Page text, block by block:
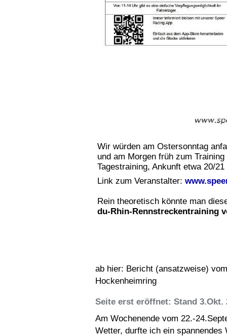
Wir würden am Ostersonntag
und am Morgen früh zum
Tagestraining, Ankunft etwa 20/
Link zum Veranstalter:
Rein theoretisch könnte man
du-Rhin-Rennstreckentraining
ab hier: Bericht (ansatzweise)
Hockenheimring
Seite erst eröffnet: Stand 3.Okt.
Am Wochenende vom 22.-
Wetter, durfte ich ein